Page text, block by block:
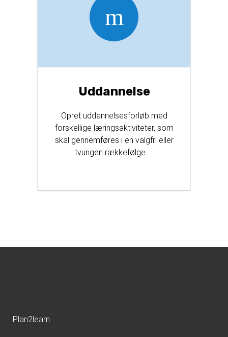
Uddannelse
Opret uddannelsesforløb med
forskellige læringsaktiviteter, som
skal gennemføres i en valgfri eller
tvungen rækkefølge ...
Plan2learn